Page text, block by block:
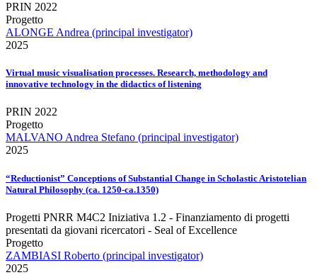
PRIN 2022
Progetto
ALONGE Andrea (principal investigator)
2025
Virtual music visualisation processes. Research, methodology and
innovative technology in the didactics of listening
PRIN 2022
Progetto
MALVANO Andrea Stefano (principal investigator)
2025
“Reductionist” Conceptions of Substantial Change in Scholastic Aristotelian
Natural Philosophy (ca. 1250-ca.1350)
Progetti PNRR M4C2 Iniziativa 1.2 - Finanziamento di progetti
presentati da giovani ricercatori - Seal of Excellence
Progetto
ZAMBIASI Roberto (principal investigator)
2025